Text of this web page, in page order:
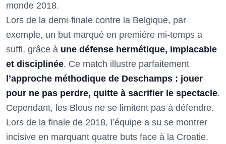
monde 2018.
Lors de la demi-finale contre la Belgique, par
exemple, un but marqué en première mi-temps a
suffi, grâce à une défense hermétique, implacable
et disciplinée. Ce match illustre parfaitement
l’approche méthodique de Deschamps : jouer
pour ne pas perdre, quitte à sacrifier le spectacle.
Cependant, les Bleus ne se limitent pas à défendre.
Lors de la finale de 2018, l’équipe a su se montrer
incisive en marquant quatre buts face à la Croatie.